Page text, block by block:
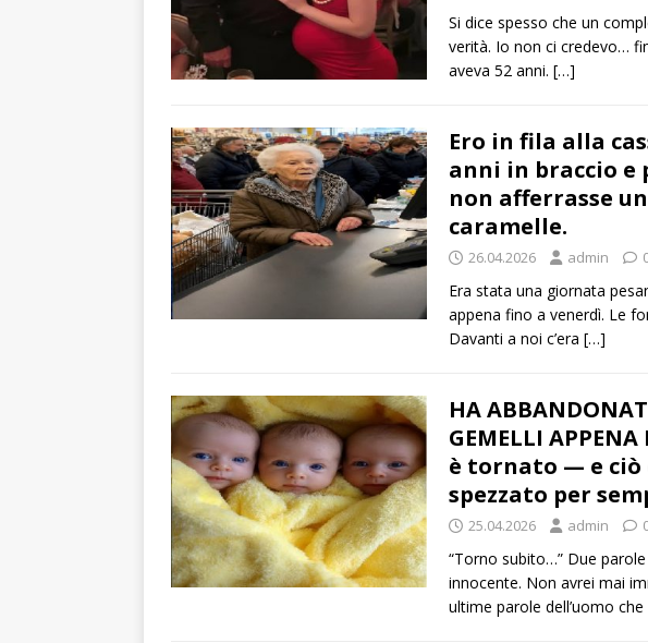
Si dice spesso che un
verità. Io non ci credevo…
aveva 52 anni. […]
Ero in fila alla
anni in braccio e
non afferrasse
caramelle.
26.04.2026 admin
Era stata una giornata
appena fino a venerdì. Le
Davanti a noi c’era […]
HA
GEMELLI
è tornato — e ciò
spezzato per
25.04.2026 admin
“Torno subito…” Due
innocente. Non avrei mai
ultime parole dell’uomo